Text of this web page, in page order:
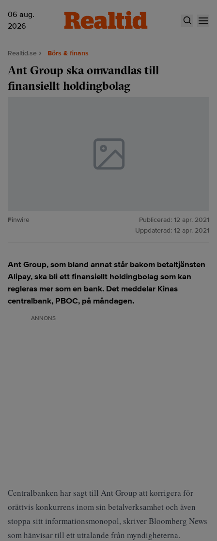
06 aug.
2026
Realtid.se Börs & finans
Ant Group ska omvandlas till
finansiellt holdingbolag
Finwire Publicerad: 12 apr. 2021
Uppdaterad: 12 apr. 2021
Ant Group, som bland annat står bakom betaltjänsten
Alipay, ska bli ett finansiellt holdingbolag som kan
regleras mer som en bank. Det meddelar Kinas
centralbank, PBOC, på måndagen.
ANNONS
Centralbanken har sagt till Ant Group att korrigera för
orättvis konkurrens inom sin betalverksamhet och även
stoppa sitt informationsmonopol, skriver Bloomberg News
som hänvisar till ett uttalande från myndigheterna.